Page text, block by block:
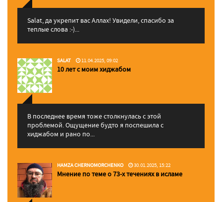
Salat, да укрепит вас Аллаx! Увидели, спасибо за
теплые слова :-)...
SALAT 11.04.2025, 09:02
10 лет с моим хиджабом
В последнее время тоже столкнулась с этой
проблемой. Ощущение будто я поспешила с
хиджабом и рано по...
HAMZA CHERNOMORCHENKO 30.01.2025, 15:22
Мнение по теме о 73-х течениях в исламе